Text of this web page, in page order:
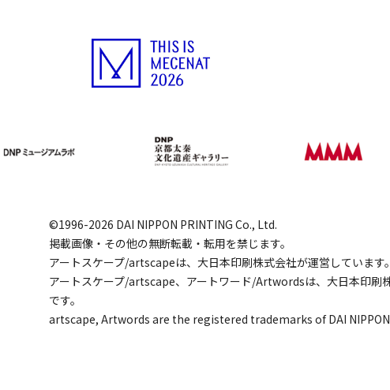
©1996-2026 DAI NIPPON PRINTING Co., Ltd.
掲載画像・その他の無断転載・転用を禁じます。
アートスケープ/artscapeは、大日本印刷株式会社が運営しています。
アートスケープ/artscape、アートワード/Artwordsは、大日本印刷
です。
artscape, Artwords are the registered trademarks of DAI NIPPON